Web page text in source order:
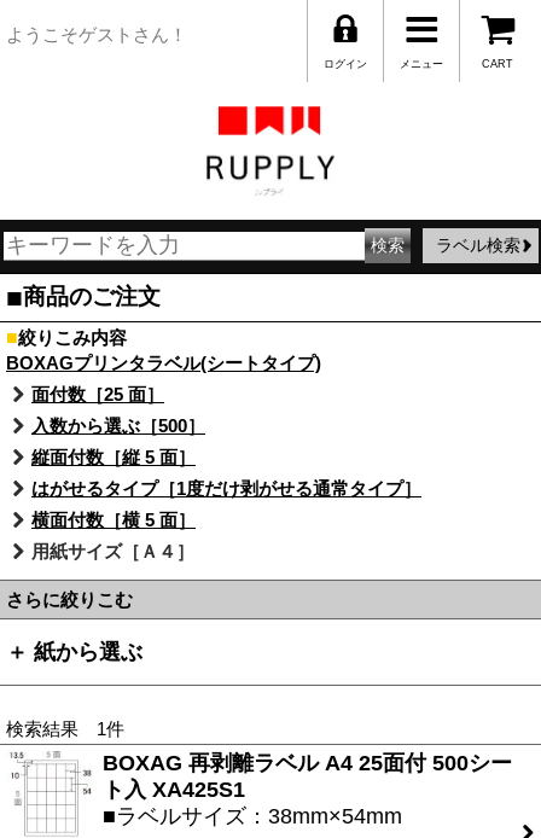
ようこそゲストさん！
CART
メニュー
ログイン
ラベル検索
■商品のご注文
■絞りこみ内容
BOXAGプリンタラベル(シートタイプ)
面付数［25 面］
入数から選ぶ［500］
縦面付数［縦 5 面］
はがせるタイプ［1度だけ剥がせる通常タイプ］
横面付数［横 5 面］
用紙サイズ［Ａ４］
さらに絞りこむ
＋ 紙から選ぶ
検索結果 1件
BOXAG 再剥離ラベル A4 25面付 500シー
ト入 XA425S1
■ラベルサイズ：38mm×54mm